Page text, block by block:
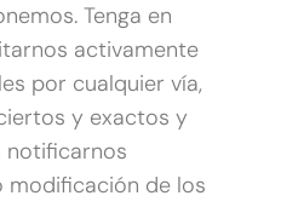
Tenga en
activamente
por cualquier vía,
y exactos y
notificarnos
modificación de los